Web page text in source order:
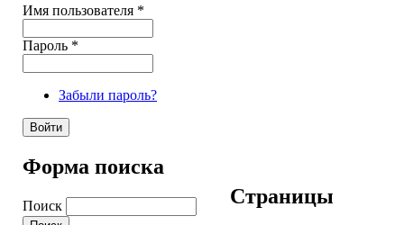
Имя пользователя *
Пароль *
Забыли пароль?
Форма поиска
Поиск Страницы